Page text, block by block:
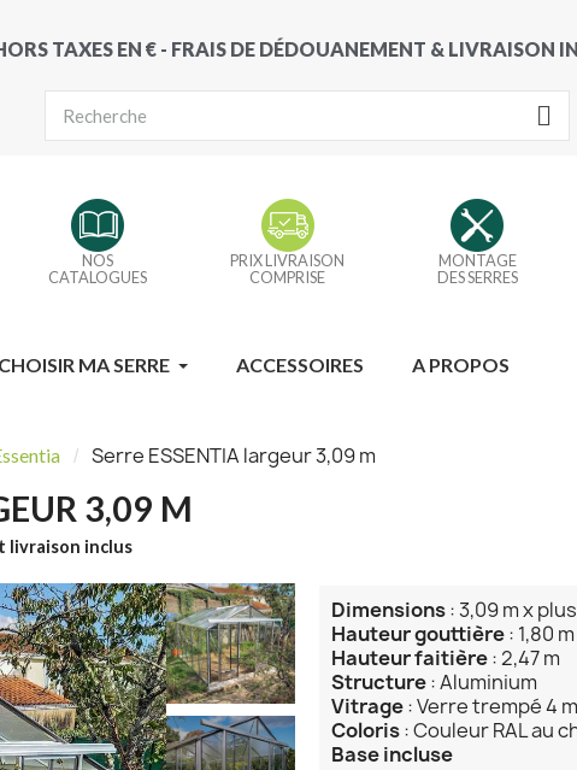
TAXES EN € - FRAIS DE DÉDOUANEMENT & LIVRAISON
NOS
CATALOGUES
PRIX LIVRAISON
COMPRISE
MONTAGE
DES SERRES
CHOISIR MA SERRE ACCESSOIRES A PROPOS
Serre ESSENTIA largeur 3,09 m
3,09 M
livraison inclus
Dimensions: 3,09 m x
Hauteur gouttière: 1,80 m
Hauteur faitière: 2,47 m
Structure: Aluminium
Vitrage: Verre trempé 4
Coloris: Couleur RAL au
Base incluse